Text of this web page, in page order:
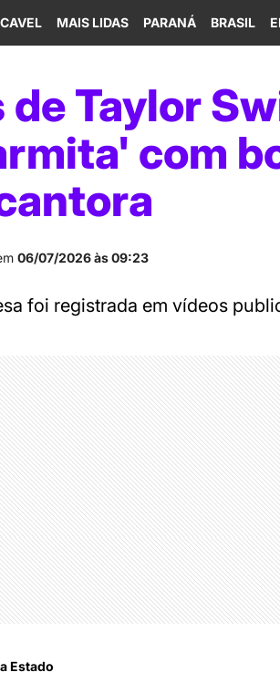
MAIS LIDAS PARANÁ BRASIL
de Taylor
com
06/07/2026 às 09:23
foi registrada em vídeos
Estado